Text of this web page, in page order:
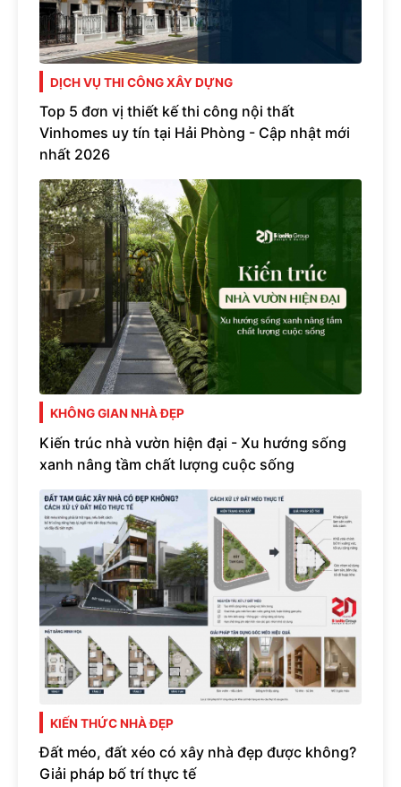
DỊCH VỤ THI CÔNG XÂY DỰNG
Top 5 đơn vị thiết kế thi công nội thất
Vinhomes uy tín tại Hải Phòng - Cập nhật mới
nhất 2026
KHÔNG GIAN NHÀ ĐẸP
Kiến trúc nhà vườn hiện đại - Xu hướng sống
xanh nâng tầm chất lượng cuộc sống
KIẾN THỨC NHÀ ĐẸP
Đất méo, đất xéo có xây nhà đẹp được không?
Giải pháp bố trí thực tế